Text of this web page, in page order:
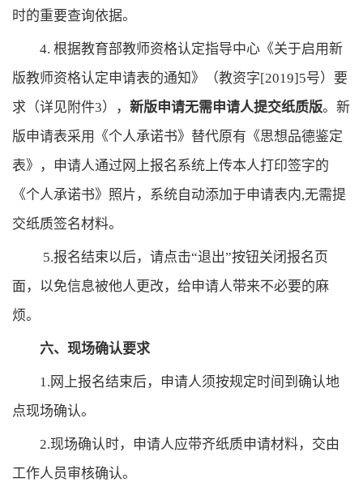
时的重要查询依据。
4. 根据教育部教师资格认定指导中心《关于启用新
版教师资格认定申请表的通知》（教资字[2019]5号）要
求（详见附件3）， 新版申请无需申请人提交纸质版。新
版申请表采用《个人承诺书》替代原有《思想品德鉴定
表》，申请人通过网上报名系统上传本人打印签字的
《个人承诺书》照片，系统自动添加于申请表内,无需提
交纸质签名材料。
5.报名结束以后，请点击“退出”按钮关闭报名页
面，以免信息被他人更改，给申请人带来不必要的麻
烦。
六、现场确认要求
1.网上报名结束后，申请人须按规定时间到确认地
点现场确认。
2.现场确认时，申请人应带齐纸质申请材料，交由
工作人员审核确认。